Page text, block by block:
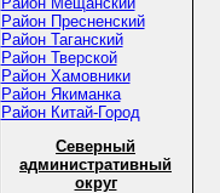
Район Пресненский
Район Таганский
Район Тверской
Район Хамовники
Район Якиманка
Район Китай-Город
Северный
административный
округ